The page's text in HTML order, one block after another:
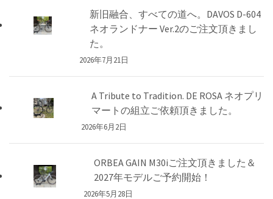
新旧融合、すべての道へ。DAVOS D-604
ネオランドナー Ver.2のご注文頂きまし
た。
2026年7月21日
A Tribute to Tradition. DE ROSA ネオプリ
マートの組立ご依頼頂きました。
2026年6月2日
ORBEA GAIN M30iご注文頂きました＆
2027年モデルご予約開始！
2026年5月28日